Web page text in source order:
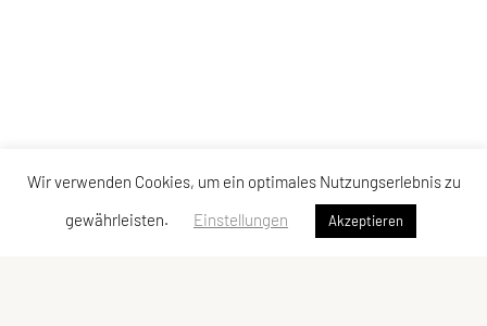
Wir verwenden Cookies, um ein optimales Nutzungserlebnis zu
gewährleisten.
Einstellungen Akzeptieren